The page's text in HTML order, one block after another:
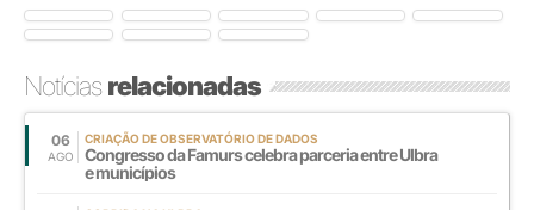
Notíciasrelacionadas
06
AGO
CRIAÇÃO DE OBSERVATÓRIO DE DADOS
Congresso da Famurs celebra parceria entre Ulbra
e municípios